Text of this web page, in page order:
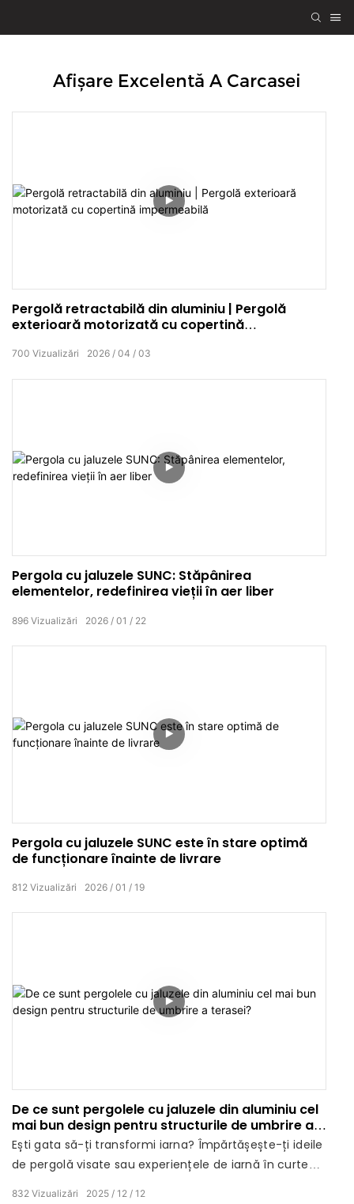
Afișare Excelentă A Carcasei
Pergolă retractabilă din aluminiu | Pergolă
exterioară motorizată cu copertină
2026 04 03
700 Vizualizări
Pergola cu jaluzele SUNC: Stăpânirea
elementelor, redefinirea vieții în aer liber
2026 01 22
896 Vizualizări
Pergola cu jaluzele SUNC este în stare optimă
de funcționare înainte de livrare
2026 01 19
812 Vizualizări
De ce sunt pergolele cu jaluzele din aluminiu cel
mai bun design pentru structurile de umbrire a
terasei?
Ești gata să-ți transformi iarna? Împărtășește-ți ideile
de pergolă visate sau experiențele de iarnă în curtea
2025 12 12
832 Vizualizări